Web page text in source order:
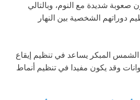
صعوبة شديدة مع النوم، وبالتالي
دوراتهم الشخصية بين النهار
المبكر يساعد في تنظيم إيقاع
وقد يكون مفيدا في تنظيم أنماط